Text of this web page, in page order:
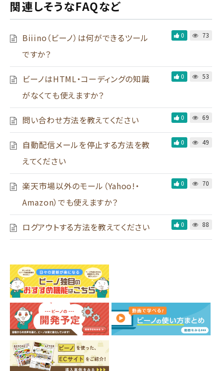
関連しそうなFAQなど
Biiino（ビーノ）は何ができるツール
ですか？
0 73
ビーノはHTML・コーディングの知識
がなくても使えますか？
0 53
問い合わせ方法を教えてください 0 69
自動配信メールを停止する方法を教
えてください
0 49
楽天市場以外のモール（Yahoo!・
Amazon）でも使えますか？
0 70
ログアウトする方法を教えてください 0 88